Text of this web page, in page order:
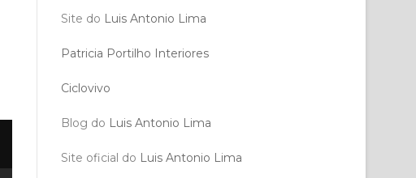
Site do Luis Antonio Lima
Patricia Portilho Interiores
Ciclovivo
Blog do Luis Antonio Lima
Site oficial do Luis Antonio Lima